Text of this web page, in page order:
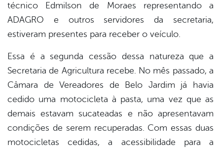
técnico Edmilson de Moraes representando a
ADAGRO e outros servidores da secretaria,
estiveram presentes para receber o veículo.
Essa é a segunda cessão dessa natureza que a
Secretaria de Agricultura recebe. No mês passado, a
Câmara de Vereadores de Belo Jardim já havia
cedido uma motocicleta à pasta, uma vez que as
demais estavam sucateadas e não apresentavam
condições de serem recuperadas. Com essas duas
motocicletas cedidas, a acessibilidade para a